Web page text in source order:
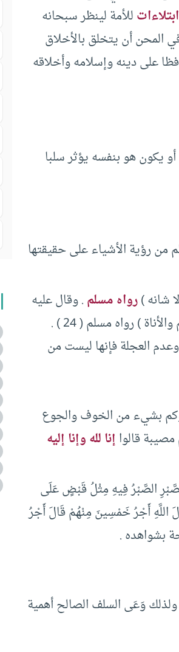
ابتلاءاتللأمة لينظر سبحانه
المحن أن يتخلق بالأخلاق
على دينه وإسلامه وأخلاقه
يكون هو بنفسه يؤثر سلبا
من رؤية الأشياء على حقيقتها
شانه )رواه مسلم. وقال عليه
) رواه مسلم ( 24 ) .
العجلة فإنها ليست من
بشيء من الخوف والجوع
قالواإنا لله وإنا إليه
الصَّبْرُ فِيهِ مِثْلُ قَبْضٍ عَلَى
اللَّهِ أَجْرُ خَمْسِينَ مِنْهُمْ قَالَ أَجْرُ
بشواهده .
وَعَى السلف الصالح أهمية